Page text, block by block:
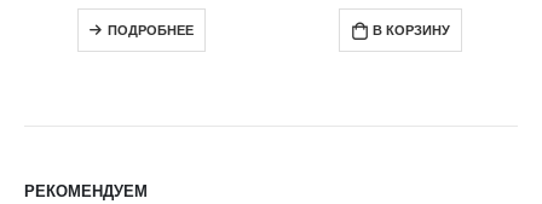
ПОДРОБНЕЕ В КОРЗИНУ
РЕКОМЕНДУЕМ